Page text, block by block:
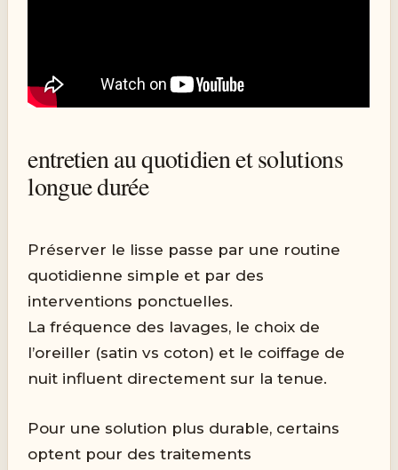
entretien au quotidien et solutions
longue durée
Préserver le lisse passe par une routine
quotidienne simple et par des
interventions ponctuelles.
La fréquence des lavages, le choix de
l’oreiller (satin vs coton) et le coiffage de
nuit influent directement sur la tenue.
Pour une solution plus durable, certains
optent pour des traitements